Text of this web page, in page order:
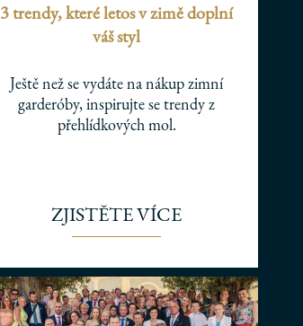
3 trendy, které letos v zimě doplní
váš styl
Ještě než se vydáte na nákup zimní
garderóby, inspirujte se trendy z
přehlídkových mol.
ZJISTĚTE VÍCE